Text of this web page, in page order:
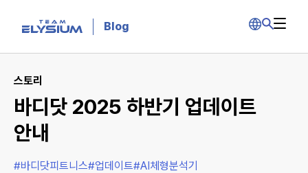
Blog
스토리
바디닷 2025 하반기 업데이트
안내
#바디닷피트니스#업데이트#AI체형분석기